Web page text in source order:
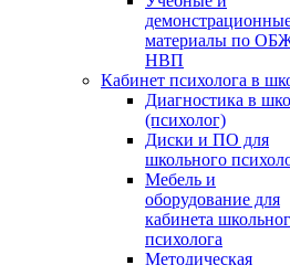
материалы по
НВП
Кабинет психолога в
Диагностика в
(психолог)
Диски и ПО для
школьного
Мебель и
оборудование для
кабинета
психолога
Методическая